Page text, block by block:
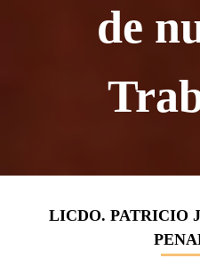
de
LICDO. PATRICIO